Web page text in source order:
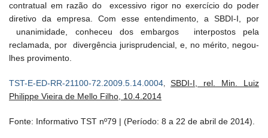
contratual em razão do excessivo rigor no exercício do poder
diretivo da empresa. Com esse entendimento, a SBDI-I, por
unanimidade, conheceu dos embargos interpostos pela
reclamada, por divergência jurisprudencial, e, no mérito, negou-
lhes provimento.
TST-E-ED-RR-21100-72.2009.5.14.0004, SBDI-I, rel. Min. Luiz
Philippe Vieira de Mello Filho, 10.4.2014
Fonte: Informativo TST nº79 | (Período: 8 a 22 de abril de 2014).